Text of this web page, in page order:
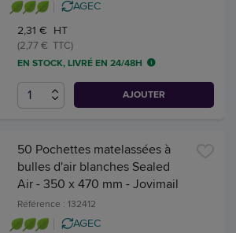
AGEC
2,31 € HT
(2,77 € TTC)
EN STOCK, LIVRÉ EN 24/48H
AJOUTER
50 Pochettes matelassées à
bulles d'air blanches Sealed
Air - 350 x 470 mm - Jovimail
Référence : 132412
AGEC